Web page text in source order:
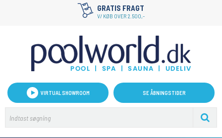
GRATIS FRAGT
V/ KØB OVER 2.500,-
VIRTUAL SHOWROOM SE ÅBNINGSTIDER